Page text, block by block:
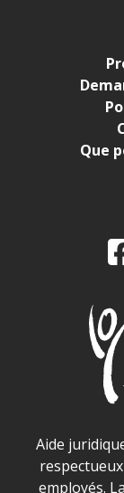
Que
Déclaration
Aide
employés.